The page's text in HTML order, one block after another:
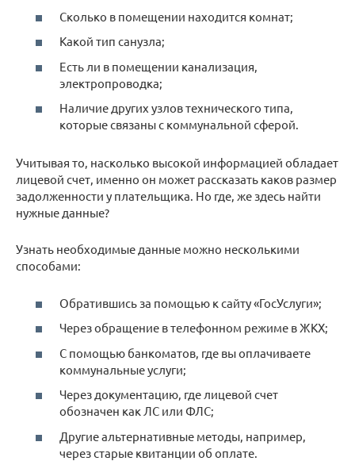
Сколько в помещении находится комнат;
Какой тип санузла;
Есть ли в помещении канализация,
электропроводка;
Наличие других узлов технического типа,
которые связаны с коммунальной сферой.
Учитывая то, насколько высокой информацией обладает
лицевой счет, именно он может рассказать каков размер
задолженности у плательщика. Но где, же здесь найти
нужные данные?
Узнать необходимые данные можно несколькими
способами:
Обратившись за помощью к сайту «ГосУслуги»;
Через обращение в телефонном режиме в ЖКХ;
С помощью банкоматов, где вы оплачиваете
коммунальные услуги;
Через документацию, где лицевой счет
обозначен как ЛС или ФЛС;
Другие альтернативные методы, например,
через старые квитанции об оплате.